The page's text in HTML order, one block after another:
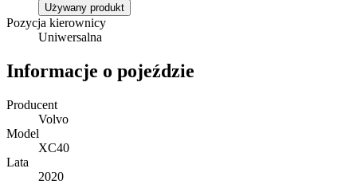
Używany produkt
Pozycja kierownicy
Uniwersalna
Informacje o pojeździe
Producent
Volvo
Model
XC40
Lata
2020